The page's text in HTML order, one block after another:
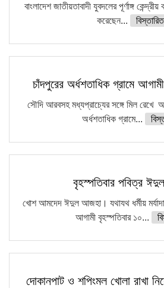
বাংলাদেশ জাতীয়তাবাদী যুবদলের পূর্ণাঙ্গ
করেছেন...
বিস্তারিত
চাঁদপুরের অর্ধশতাধিক গ্রামে
সৌদি আরবসহ মধ্যপ্রাচ্যের সঙ্গে মিল রেখে
অর্ধশতাধিক গ্রামে...
বৃহস্পতিবার পবিত্র
খোশ আমদেদ ঈদুল আজহা। যথাযথ ধর্মীয় মর্যাদা
আগামী বৃহস্পতিবার ১০...
দোকানপাট ও শপিংমল খোলা রাখা